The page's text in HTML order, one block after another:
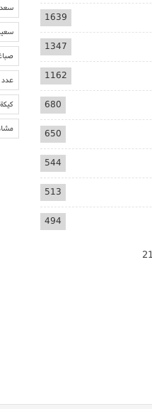
1639
1347
1162
680
650
544
513
494
سعد
عدد
كيكة